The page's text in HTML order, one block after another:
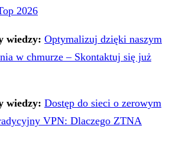
2026
wiedzy: Optymalizuj dzięki naszym
w chmurze – Skontaktuj się już
wiedzy: Dostęp do sieci o zerowym
VPN: Dlaczego ZTNA